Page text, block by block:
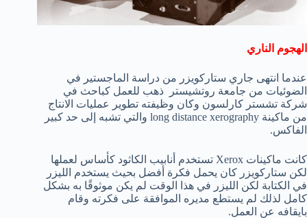
الهجوم الناري
عندما انتهى جاري ستاركويزر من دراسة الماجستير في
الضوئيات من جامعة روتشيستر ذهب للعمل كباحث في
شركة تشستر كارلسون وكان وظيفته تطوير عمليات الانتاج
من ماكينة long distance xerography والتي تشبه إلى حد كبير
الفاكس.
كانت ماكينات Xerox تستخدم أنابيب الكاثود كأساس لعملها
لكن ستاركويزر كان يحمل فكرة أفضل بحيث يستخدم الليزر
في الكتابة لكن الليزر في هذا الوقت لم يكن موثوقًا به بشكل
كامل لذلك لم يستطع مديره الموافقة على فكرته وقام
بايقافه عن العمل.